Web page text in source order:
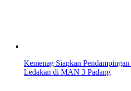
Kemenag Siapkan
Ledakan di MAN 3 Padang